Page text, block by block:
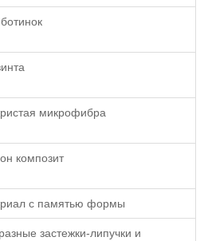
микрофибра
композит
с памятью формы
застежки-липучки и